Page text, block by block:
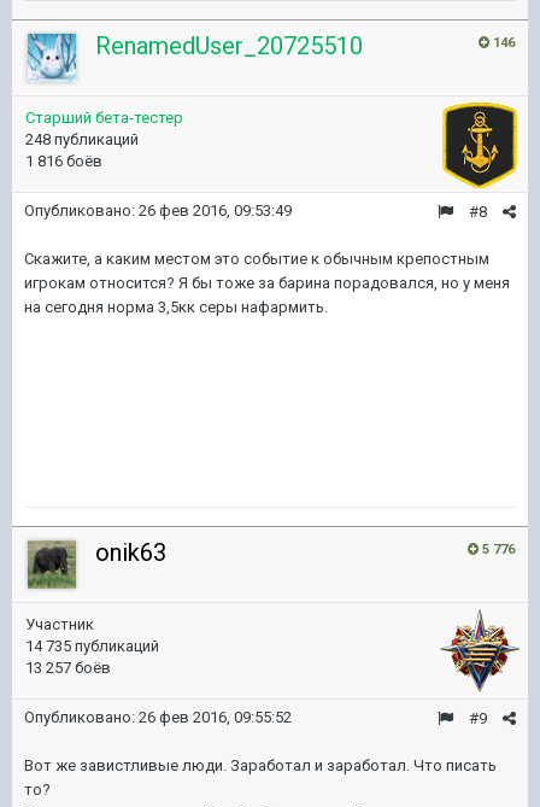
146
RenamedUser_20725510
Старший бета-тестер
248 публикаций
1 816 боёв
#8
Опубликовано: 26 фев 2016, 09:53:49
Скажите, а каким местом это событие к обычным крепостным
игрокам относится? Я бы тоже за барина порадовался, но у меня
на сегодня норма 3,5кк серы нафармить.
5 776
onik63
Участник
14 735 публикаций
13 257 боёв
#9
Опубликовано: 26 фев 2016, 09:55:52
Вот же завистливые люди. Заработал и заработал. Что писать
то?